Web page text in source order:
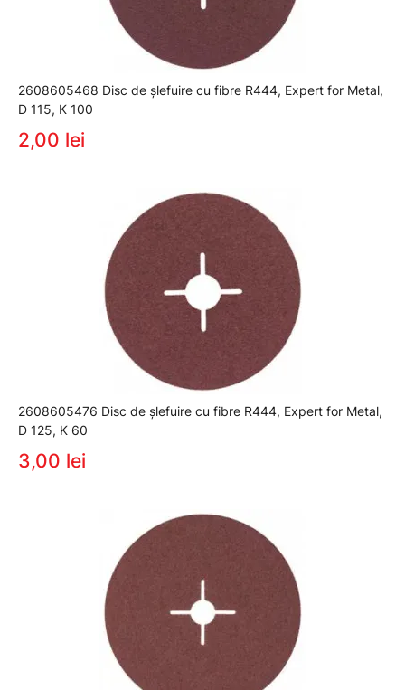
2608605468 Disc de șlefuire cu fibre R444, Expert for Metal,
D 115, K 100
2,00 lei
2608605476 Disc de șlefuire cu fibre R444, Expert for Metal,
D 125, K 60
3,00 lei